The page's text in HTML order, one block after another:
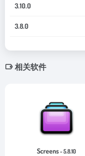
3.10.0
3.8.0
相关软件
Screens- 5.8.10